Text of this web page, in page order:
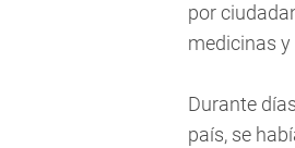
por
medicinas y
Durante
país, se